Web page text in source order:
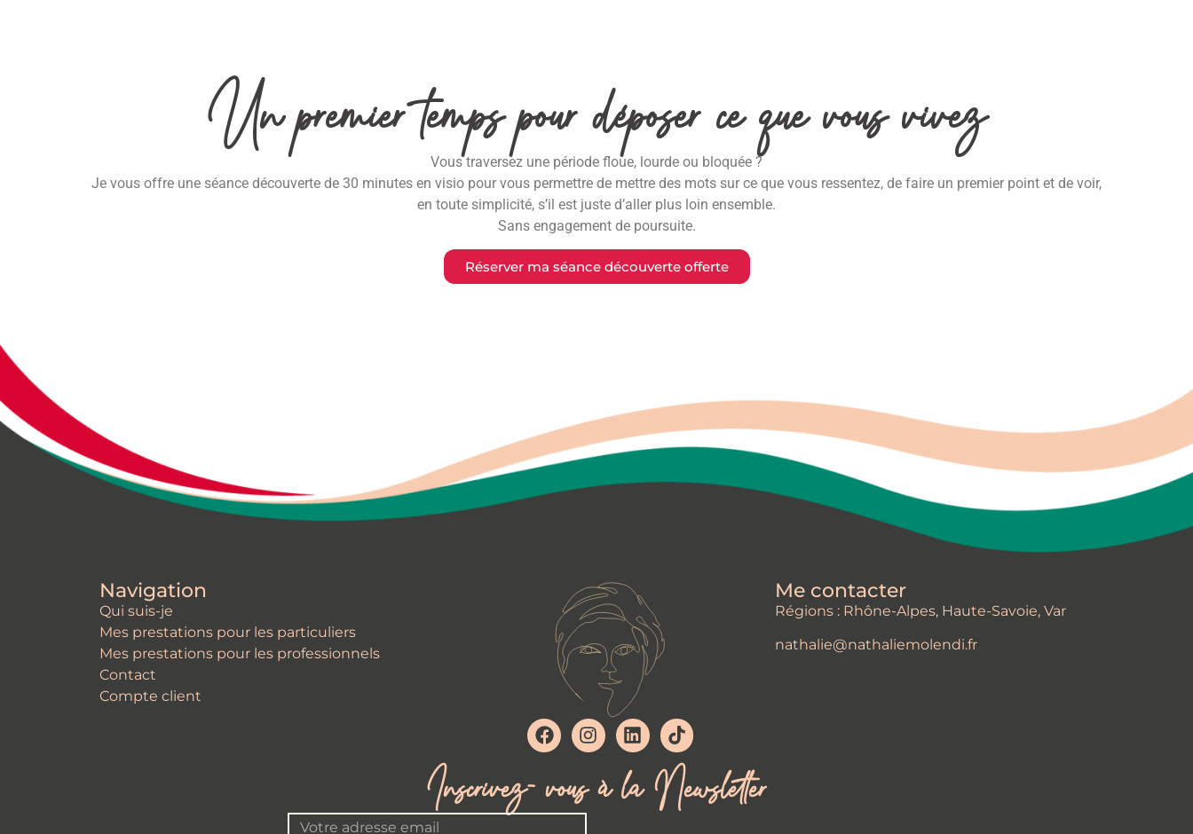
Un premier temps pour déposer ce que vous vivez
Vous traversez une période floue, lourde ou bloquée ?
Je vous offre une séance découverte de 30 minutes en visio pour vous permettre de mettre des mots sur ce que vous ressentez, de faire un premier point et de voir,
en toute simplicité, s’il est juste d’aller plus loin ensemble.
Sans engagement de poursuite.
Réserver ma séance découverte offerte
Navigation
Qui suis-je
Mes prestations pour les particuliers
Mes prestations pour les professionnels
Contact
Compte client
Me contacter
Régions : Rhône-Alpes, Haute-Savoie, Var
nathalie@nathaliemolendi.fr
Inscrivez- vous à la Newsletter